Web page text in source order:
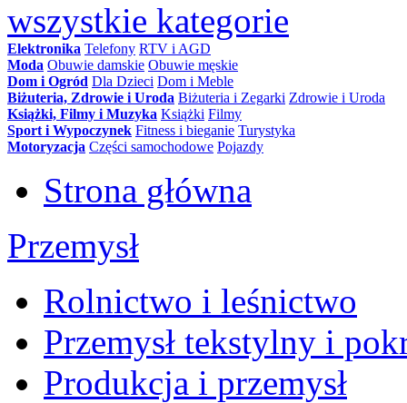
wszystkie kategorie
Elektronika Telefony RTV i AGD
Moda Obuwie damskie Obuwie męskie
Dom i Ogród Dla Dzieci Dom i Meble
Biżuteria, Zdrowie i Uroda Biżuteria i Zegarki Zdrowie i Uroda
Książki, Filmy i Muzyka Książki Filmy
Sport i Wypoczynek Fitness i bieganie Turystyka
Motoryzacja Części samochodowe Pojazdy
Strona główna
Przemysł
Rolnictwo i leśnictwo
Przemysł tekstylny i
Produkcja i przemysł